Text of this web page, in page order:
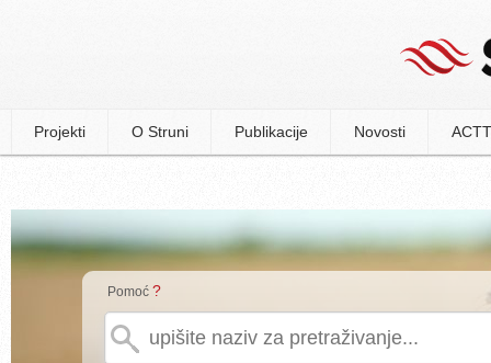
Projekti O Struni Publikacije Novosti
Pomoć ?